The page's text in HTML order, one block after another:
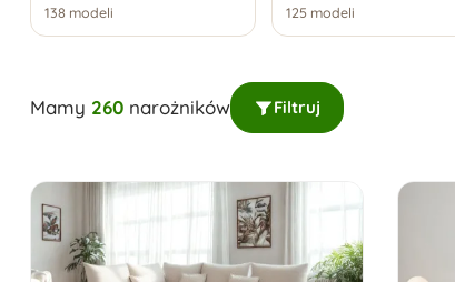
138 modeli 125 modeli
Mamy 260 narożników Filtruj